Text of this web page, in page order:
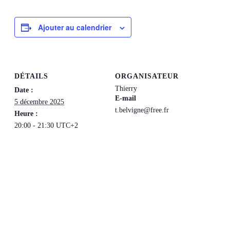
Ajouter au calendrier
DÉTAILS
Date :
5 décembre 2025
Heure :
20:00 - 21:30 UTC+2
ORGANISATEUR
Thierry
E-mail
t.belvigne@free.fr